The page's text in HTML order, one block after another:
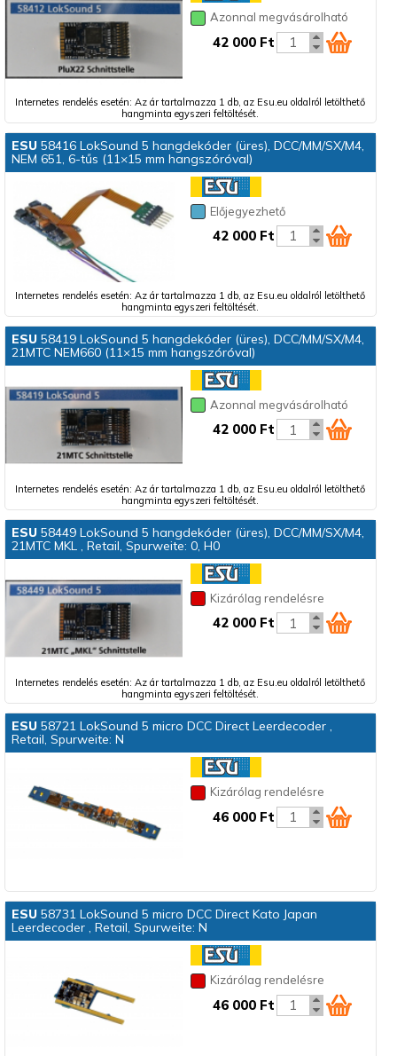
Azonnal megvásárolható
42 000 Ft
Internetes rendelés esetén: Az ár tartalmazza 1 db, az Esu.eu oldalról letölthető
hangminta egyszeri feltöltését.
ESU58416 LokSound 5 hangdekóder (üres), DCC/MM/SX/M4,
NEM 651, 6-tűs (11×15 mm hangszóróval)
Előjegyezhető
42 000 Ft
Internetes rendelés esetén: Az ár tartalmazza 1 db, az Esu.eu oldalról letölthető
hangminta egyszeri feltöltését.
ESU58419 LokSound 5 hangdekóder (üres), DCC/MM/SX/M4,
21MTC NEM660 (11×15 mm hangszóróval)
Azonnal megvásárolható
42 000 Ft
Internetes rendelés esetén: Az ár tartalmazza 1 db, az Esu.eu oldalról letölthető
hangminta egyszeri feltöltését.
ESU58449 LokSound 5 hangdekóder (üres), DCC/MM/SX/M4,
21MTC MKL , Retail, Spurweite: 0, H0
Kizárólag rendelésre
42 000 Ft
Internetes rendelés esetén: Az ár tartalmazza 1 db, az Esu.eu oldalról letölthető
hangminta egyszeri feltöltését.
ESU58721 LokSound 5 micro DCC Direct Leerdecoder ,
Retail, Spurweite: N
Kizárólag rendelésre
46 000 Ft
ESU58731 LokSound 5 micro DCC Direct Kato Japan
Leerdecoder , Retail, Spurweite: N
Kizárólag rendelésre
46 000 Ft